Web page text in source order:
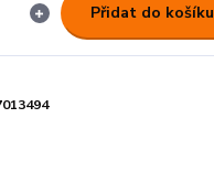
Přidat do košíku